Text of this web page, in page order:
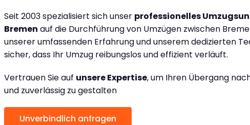
Seit 2003 spezialisiert sich unser professionelles
Bremen auf die Durchführung von Umzügen zwischen
unserer umfassenden Erfahrung und unserem dedizierten
sicher, dass Ihr Umzug reibungslos und effizient verläuft.
Vertrauen Sie auf unsere Expertise, um Ihren Übergang
und zuverlässig zu gestalten
Unverbindlich anfragen